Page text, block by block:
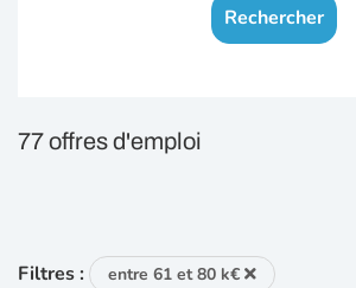
Rechercher
77 offres d'emploi
Filtres : entre 61 et 80 k€